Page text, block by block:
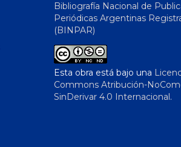
Bibliografía Nacional de
Periódicas Argentinas
(BINPAR)
Esta obra está bajo una
Commons Atribución-
SinDerivar 4.0 Internacional.